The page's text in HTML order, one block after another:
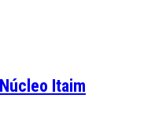
Itaim